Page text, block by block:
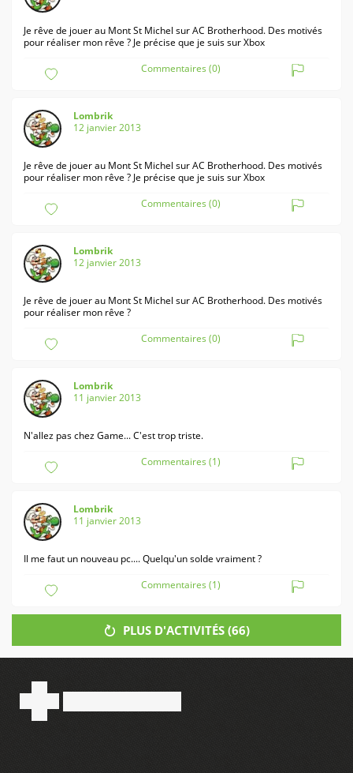
Je rêve de jouer au Mont St Michel sur AC Brotherhood. Des motivés
pour réaliser mon rêve ? Je précise que je suis sur Xbox
Commentaires (0)
Lombrik
12 janvier 2013
Je rêve de jouer au Mont St Michel sur AC Brotherhood. Des motivés
pour réaliser mon rêve ? Je précise que je suis sur Xbox
Commentaires (0)
Lombrik
12 janvier 2013
Je rêve de jouer au Mont St Michel sur AC Brotherhood. Des motivés
pour réaliser mon rêve ?
Commentaires (0)
Lombrik
11 janvier 2013
N'allez pas chez Game... C'est trop triste.
Commentaires (1)
Lombrik
11 janvier 2013
Il me faut un nouveau pc.... Quelqu'un solde vraiment ?
Commentaires (1)
PLUS D'ACTIVITÉS (66)